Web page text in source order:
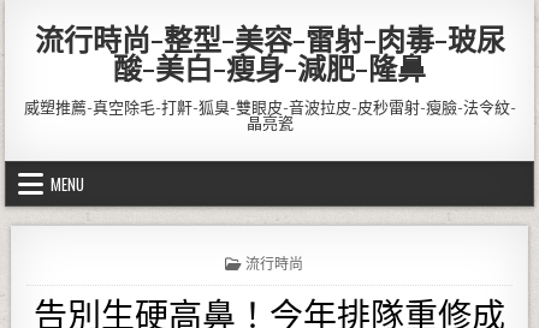
流行時尚-整型-美容-雷射-肉毒-玻尿
酸-美白-瘦身-減肥-隆鼻
威塑推薦-真空除毛-打鼾-狐臭-雙眼皮-音波拉皮-皮秒雷射-瘦臉-法令紋-
晶亮瓷
MENU
POSTED IN
流行時尚
告別生硬高鼻！今年排隊重修成